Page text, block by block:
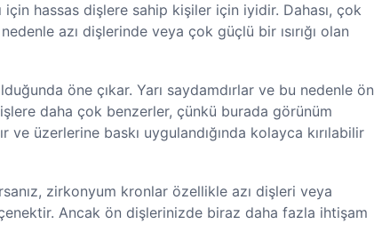
hassas dişlere sahip kişiler için iyidir. Dahası, çok
azı dişlerinde veya çok güçlü bir ısırığı olan
öne çıkar. Yarı saydamdırlar ve bu nedenle ön
daha çok benzerler, çünkü burada görünüm
üzerlerine baskı uygulandığında kolayca kırılabilir
zirkonyum kronlar özellikle azı dişleri veya
Ancak ön dişlerinizde biraz daha fazla ihtişam